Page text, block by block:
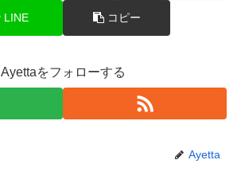
LINE コピー
Ayettaをフォローする
Ayetta